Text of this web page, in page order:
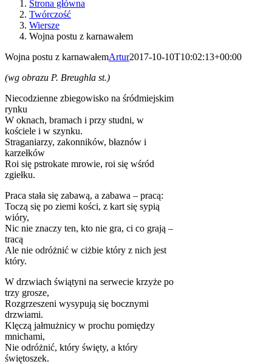
Strona główna
Twórczość
Wiersze
Wojna postu z karnawałem
Wojna postu z karnawałemArtur2017-10-10T10:02:13+00:00
(wg obrazu P. Breughla st.)
Niecodzienne zbiegowisko na śródmiejskim
rynku
W oknach, bramach i przy studni, w
kościele i w szynku.
Straganiarzy, zakonników, błaznów i
karzełków
Roi się pstrokate mrowie, roi się wśród
zgiełku.
Praca stała się zabawą, a zabawa – pracą:
Toczą się po ziemi kości, z kart się sypią
wióry,
Nic nie znaczy ten, kto nie gra, ci co grają –
tracą
Ale nie odróżnić w ciżbie który z nich jest
który.
W drzwiach świątyni na serwecie krzyże po
trzy grosze,
Rozgrzeszeni wysypują się bocznymi
drzwiami.
Klęczą jałmużnicy w prochu pomiędzy
mnichami,
Nie odróżnić, który święty, a który
świętoszek.